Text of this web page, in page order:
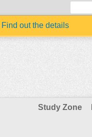
Find out the details
Study Zone